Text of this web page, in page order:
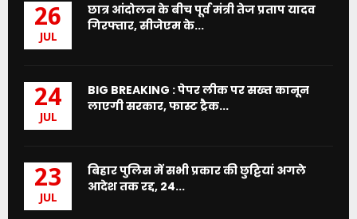
26
JUL
छात्र आंदोलन के बीच पूर्व मंत्री तेज प्रताप यादव
गिरफ्तार, सीजेएम के...
24
JUL
BIG BREAKING : पेपर लीक पर सख्त कानून
लाएगी सरकार, फास्ट ट्रैक...
23
JUL
बिहार पुलिस में सभी प्रकार की छुट्टियां अगले
आदेश तक रद्द, 24...